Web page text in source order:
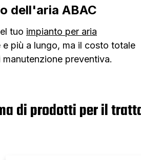
dell'aria ABAC
tuo impianto per aria
più a lungo, ma il costo totale
preventiva.
di prodotti per il